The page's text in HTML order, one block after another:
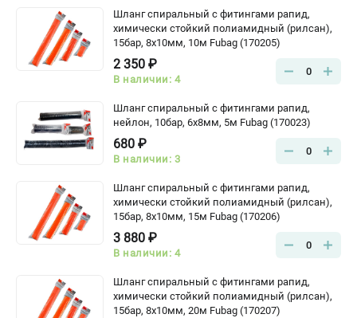
Шланг спиральный с фитингами рапид,
химически стойкий полиамидный (рилсан),
15бар, 8x10мм, 10м Fubag (170205)
2 350 ₽
В наличии: 4
0
Шланг спиральный с фитингами рапид,
нейлон, 10бар, 6x8мм, 5м Fubag (170023)
680 ₽
В наличии: 3
0
Шланг спиральный с фитингами рапид,
химически стойкий полиамидный (рилсан),
15бар, 8x10мм, 15м Fubag (170206)
3 880 ₽
В наличии: 4
0
Шланг спиральный с фитингами рапид,
химически стойкий полиамидный (рилсан),
15бар, 8x10мм, 20м Fubag (170207)